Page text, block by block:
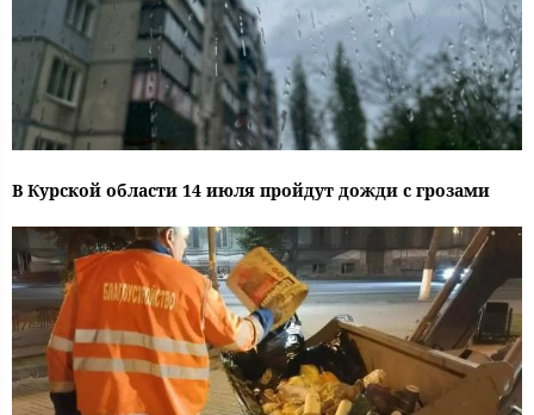
В Курской области 14 июля пройдут дожди с грозами